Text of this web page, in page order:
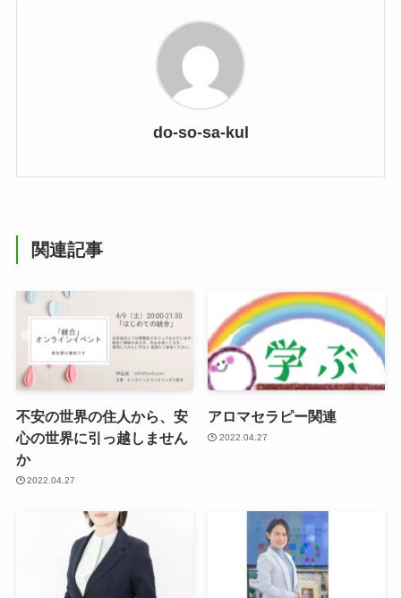
do-so-sa-kul
関連記事
不安の世界の住人から、安
心の世界に引っ越しません
か
2022.04.27
アロマセラピー関連
2022.04.27